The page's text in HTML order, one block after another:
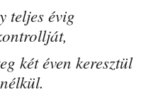
teljes évig
két éven keresztül